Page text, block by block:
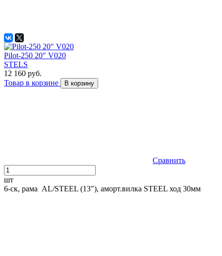
Pilot-250 20" V020
STELS
12 160 руб.
Товар в корзине
В корзину
Сравнить
шт
6-ск, рама AL/STEEL (13"), аморт.вилка STEEL ход 30мм